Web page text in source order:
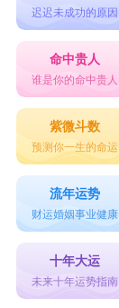
迟迟未成功的原因
命中贵人
谁是你的命中贵人
紫微斗数
预测你一生的命运
流年运势
财运婚姻事业健康
十年大运
未来十年运势指南